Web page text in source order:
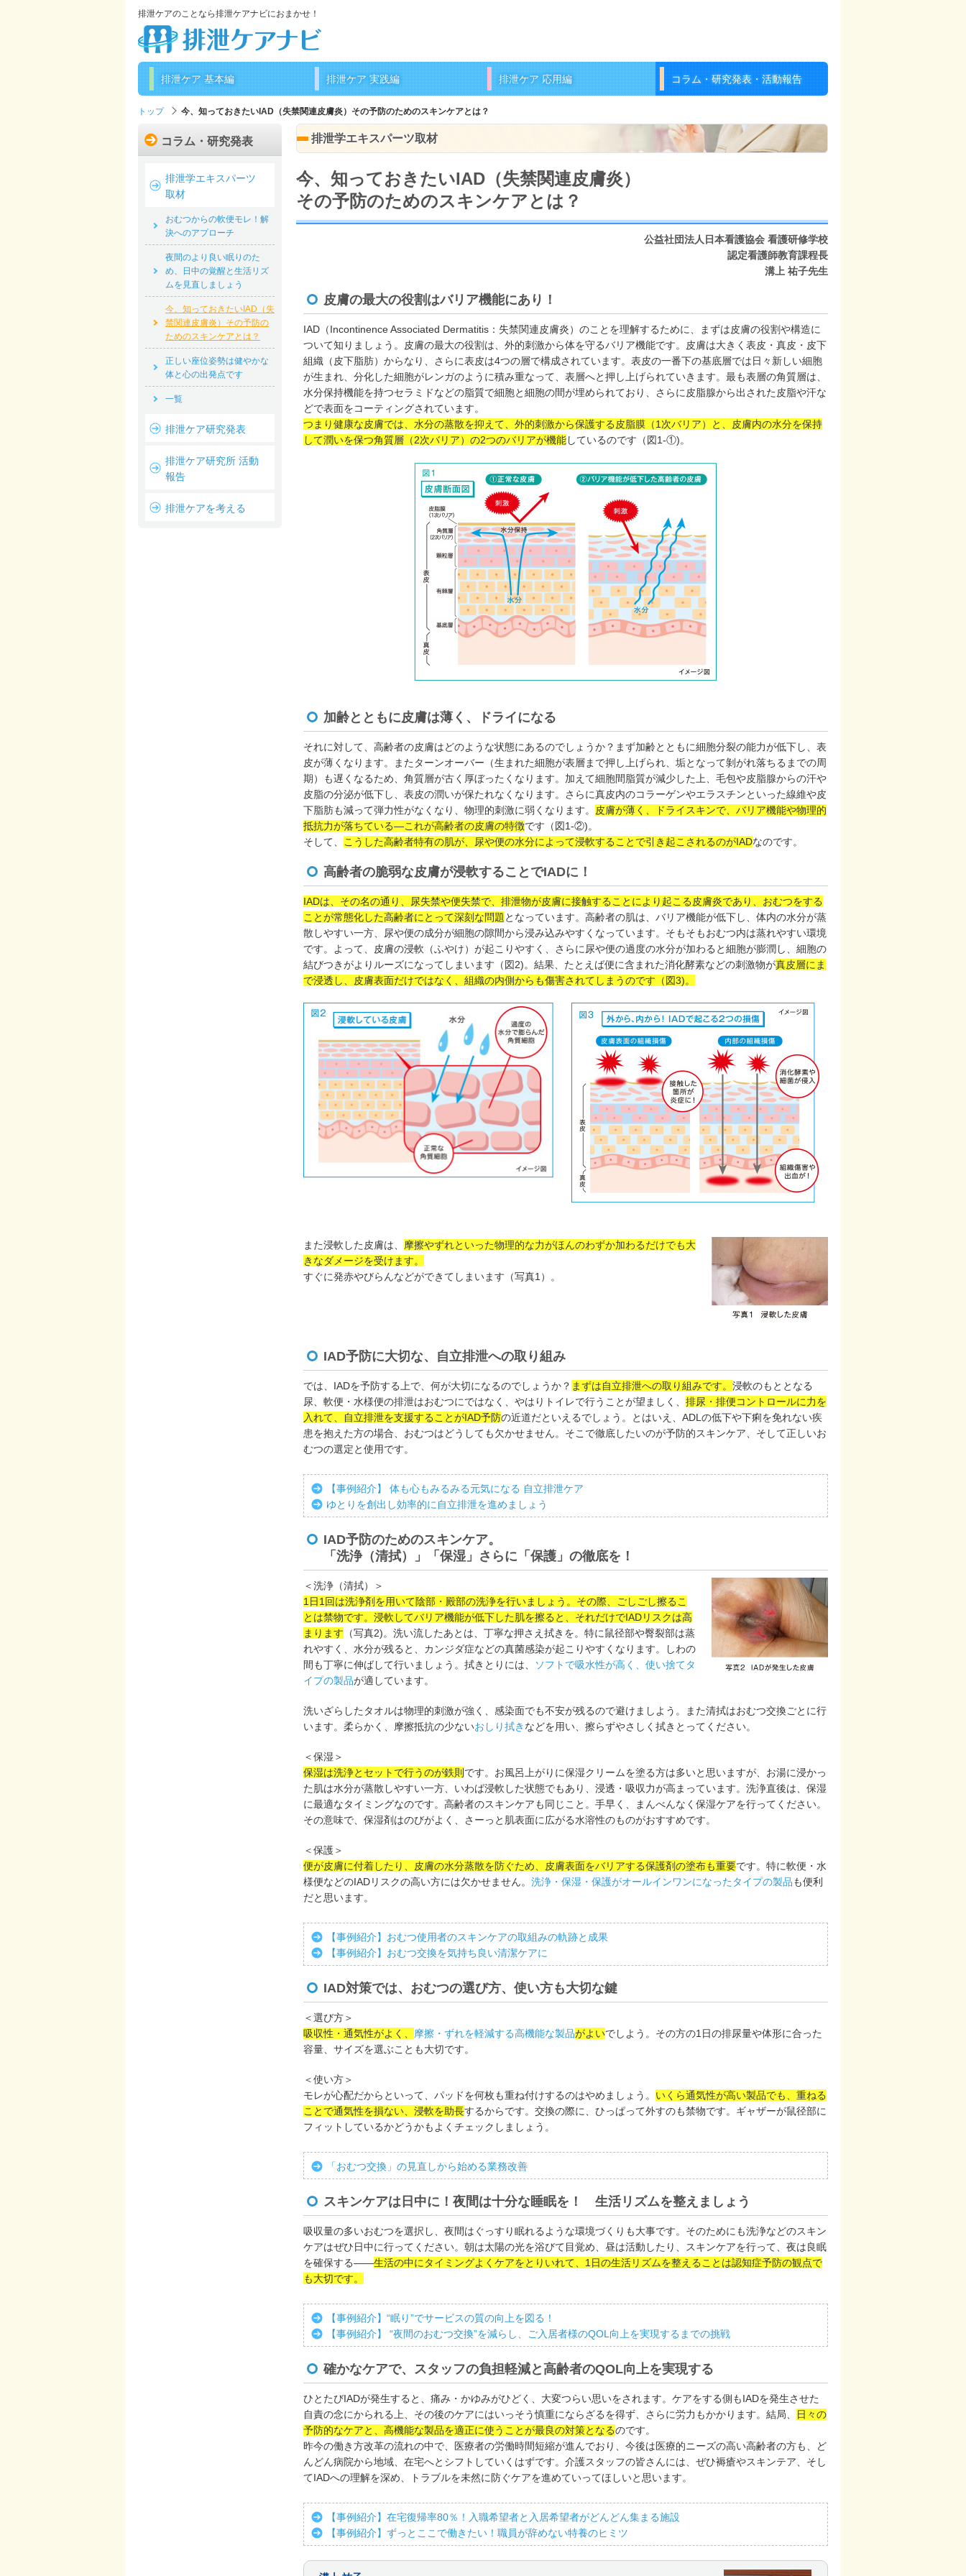
排泄ケアのことなら排泄ケアナビにおまかせ！
排泄ケア 基本編 排泄ケア 実践編 排泄ケア 応用編 コラム・研究発表・活動報告
トップ 今、知っておきたいIAD（失禁関連皮膚炎）その予防のためのスキンケアとは？
コラム・研究発表
排泄学エキスパーツ
取材
おむつからの軟便モレ！解
決へのアプローチ
夜間のより良い眠りのた
め、日中の覚醒と生活リズ
ムを見直しましょう
今、知っておきたいIAD（失
禁関連皮膚炎）その予防の
ためのスキンケアとは？
正しい座位姿勢は健やかな
体と心の出発点です
一覧
排泄ケア研究発表
排泄ケア研究所 活動
報告
排泄ケアを考える
排泄学エキスパーツ取材
今、知っておきたいIAD（失禁関連皮膚炎）
その予防のためのスキンケアとは？
公益社団法人日本看護協会 看護研修学校
認定看護師教育課程長
溝上 祐子先生
皮膚の最大の役割はバリア機能にあり！
IAD（Incontinence Associated Dermatitis：失禁関連皮膚炎）のことを理解するために、まずは皮膚の役割や構造に
ついて知りましょう。皮膚の最大の役割は、外的刺激から体を守るバリア機能です。皮膚は大きく表皮・真皮・皮下
組織（皮下脂肪）からなり、さらに表皮は4つの層で構成されています。表皮の一番下の基底層では日々新しい細胞
が生まれ、分化した細胞がレンガのように積み重なって、表層へと押し上げられていきます。最も表層の角質層は、
水分保持機能を持つセラミドなどの脂質で細胞と細胞の間が埋められており、さらに皮脂腺から出された皮脂や汗な
どで表面をコーティングされています。
つまり健康な皮膚では、水分の蒸散を抑えて、外的刺激から保護する皮脂膜（1次バリア）と、皮膚内の水分を保持
して潤いを保つ角質層（2次バリア）の2つのバリアが機能しているのです（図1-①)。
加齢とともに皮膚は薄く、ドライになる
それに対して、高齢者の皮膚はどのような状態にあるのでしょうか？まず加齢とともに細胞分裂の能力が低下し、表
皮が薄くなります。またターンオーバー（生まれた細胞が表層まで押し上げられ、垢となって剝がれ落ちるまでの周
期）も遅くなるため、角質層が古く厚ぼったくなります。加えて細胞間脂質が減少した上、毛包や皮脂腺からの汗や
皮脂の分泌が低下し、表皮の潤いが保たれなくなります。さらに真皮内のコラーゲンやエラスチンといった線維や皮
下脂肪も減って弾力性がなくなり、物理的刺激に弱くなります。
皮膚が薄く、ドライスキンで、バリア機能や物理的
抵抗力が落ちている―これが高齢者の皮膚の特徴です（図1-②)。
そして、
こうした高齢者特有の肌が、尿や便の水分によって浸軟することで引き起こされるのがIADなのです。
高齢者の脆弱な皮膚が浸軟することでIADに！
IADは、その名の通り、尿失禁や便失禁で、排泄物が皮膚に接触することにより起こる皮膚炎であり、おむつをする
ことが常態化した高齢者にとって深刻な問題となっています。高齢者の肌は、バリア機能が低下し、体内の水分が蒸
散しやすい一方、尿や便の成分が細胞の隙間から浸み込みやすくなっています。そもそもおむつ内は蒸れやすい環境
です。よって、皮膚の浸軟（ふやけ）が起こりやすく、さらに尿や便の過度の水分が加わると細胞が膨潤し、細胞の
結びつきがよりルーズになってしまいます（図2)。結果、たとえば便に含まれた消化酵素などの刺激物が真皮層にま
で浸透し、皮膚表面だけではなく、組織の内側からも傷害されてしまうのです（図3)。
また浸軟した皮膚は、 摩擦やずれといった物理的な力がほんのわずか加わるだけでも大
きなダメージを受けます。
すぐに発赤やびらんなどができてしまいます（写真1）。
IAD予防に大切な、自立排泄への取り組み
では、IADを予防する上で、何が大切になるのでしょうか？ まずは自立排泄への取り組みです。 浸軟のもととなる
尿、軟便・水様便の排泄はおむつにではなく、やはりトイレで行うことが望ましく、 排尿・排便コントロールに力を
入れて、自立排泄を支援することがIAD予防の近道だといえるでしょう。とはいえ、ADLの低下や下痢を免れない疾
患を抱えた方の場合、おむつはどうしても欠かせません。そこで徹底したいのが予防的スキンケア、そして正しいお
むつの選定と使用です。
【事例紹介】 体も心もみるみる元気になる 自立排泄ケア
ゆとりを創出し効率的に自立排泄を進めましょう
IAD予防のためのスキンケア。
「洗浄（清拭）」「保湿」さらに「保護」の徹底を！
＜洗浄（清拭）＞
1日1回は洗浄剤を用いて陰部・殿部の洗浄を行いましょう。その際、ごしごし擦るこ
とは禁物です。浸軟してバリア機能が低下した肌を擦ると、それだけでIADリスクは高
まります （写真2)。洗い流したあとは、丁寧な押さえ拭きを。特に鼠径部や臀裂部は蒸
れやすく、水分が残ると、カンジダ症などの真菌感染が起こりやすくなります。しわの
間も丁寧に伸ばして行いましょう。拭きとりには、
ソフトで吸水性が高く、使い捨てタ
イプの製品が適しています。
洗いざらしたタオルは物理的刺激が強く、感染面でも不安が残るので避けましよう。また清拭はおむつ交換ごとに行
います。柔らかく、摩擦抵抗の少ないおしり拭き などを用い、擦らずやさしく拭きとってください。
＜保湿＞
保湿は洗浄とセットで行うのが鉄則 です。お風呂上がりに保湿クリームを塗る方は多いと思いますが、お湯に浸かっ
た肌は水分が蒸散しやすい一方、いわば浸軟した状態でもあり、浸透・吸収力が高まっています。洗浄直後は、保湿
に最適なタイミングなのです。高齢者のスキンケアも同じこと。手早く、まんべんなく保湿ケアを行ってください。
その意味で、保湿剤はのびがよく、さーっと肌表面に広がる水溶性のものがおすすめです。
＜保護＞
便が皮膚に付着したり、皮膚の水分蒸散を防ぐため、皮膚表面をバリアする保護剤の塗布も重要です。特に軟便・水
様便などのIADリスクの高い方には欠かせません。 洗浄・保湿・保護がオールインワンになったタイプの製品も便利
だと思います。
【事例紹介】おむつ使用者のスキンケアの取組みの軌跡と成果
【事例紹介】おむつ交換を気持ち良い清潔ケアに
IAD対策では、おむつの選び方、使い方も大切な鍵
＜選び方＞
吸収性・通気性がよく、 摩擦・ずれを軽減する高機能な製品がよいでしよう。その方の1日の排尿量や体形に合った
容量、サイズを選ぶことも大切です。
＜使い方＞
モレが心配だからといって、パッドを何枚も重ね付けするのはやめましょう。 いくら通気性が高い製品でも、重ねる
ことで通気性を損ない、浸軟を助長するからです。交換の際に、ひっぱって外すのも禁物です。ギャザーが鼠径部に
フィットしているかどうかもよくチェックしましょう。
「おむつ交換」の見直しから始める業務改善
スキンケアは日中に！夜間は十分な睡眠を！ 生活リズムを整えましょう
吸収量の多いおむつを選択し、夜間はぐっすり眠れるような環境づくりも大事です。そのためにも洗浄などのスキン
ケアはぜひ日中に行ってください。朝は太陽の光を浴びて目覚め、昼は活動したり、スキンケアを行って、夜は良眠
を確保する――生活の中にタイミングよくケアをとりいれて、1日の生活リズムを整えることは認知症予防の観点で
も大切です。
【事例紹介】“眠り”でサービスの質の向上を図る！
【事例紹介】 “夜間のおむつ交換”を減らし、ご入居者様のQOL向上を実現するまでの挑戦
確かなケアで、スタッフの負担軽減と高齢者のQOL向上を実現する
ひとたびIADが発生すると、痛み・かゆみがひどく、大変つらい思いをされます。ケアをする側もIADを発生させた
自責の念にかられる上、その後のケアにはいっそう慎重にならざるを得ず、さらに労力もかかります。結局、
日々の
予防的なケアと、高機能な製品を適正に使うことが最良の対策となるのです。
昨今の働き方改革の流れの中で、医療者の労働時間短縮が進んでおり、今後は医療的ニーズの高い高齢者の方も、ど
んどん病院から地域、在宅へとシフトしていくはずです。介護スタッフの皆さんには、ぜひ褥瘡やスキンテア、そし
てIADへの理解を深め、トラブルを未然に防ぐケアを進めていってほしいと思います。
【事例紹介】在宅復帰率80％！入職希望者と入居希望者がどんどん集まる施設
【事例紹介】ずっとここで働きたい！職員が辞めない特養のヒミツ